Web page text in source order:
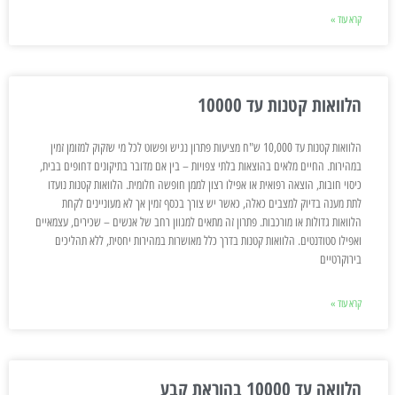
קרא עוד »
הלוואות קטנות עד 10000
הלוואות קטנות עד 10,000 ש"ח מציעות פתרון נגיש ופשוט לכל מי שזקוק למזומן זמין
במהירות. החיים מלאים בהוצאות בלתי צפויות – בין אם מדובר בתיקונים דחופים בבית,
כיסוי חובות, הוצאה רפואית או אפילו רצון לממן חופשה חלומית. הלוואות קטנות נועדו
לתת מענה בדיוק למצבים כאלה, כאשר יש צורך בכסף זמין אך לא מעוניינים לקחת
הלוואות גדולות או מורכבות. פתרון זה מתאים למגוון רחב של אנשים – שכירים, עצמאיים
ואפילו סטודנטים. הלוואות קטנות בדרך כלל מאושרות במהירות יחסית, ללא תהליכים
בירוקרטיים
קרא עוד »
הלוואה עד 10000 בהוראת קבע